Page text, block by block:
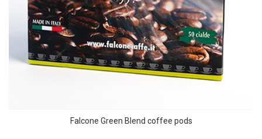
Falcone Green Blend coffee pods